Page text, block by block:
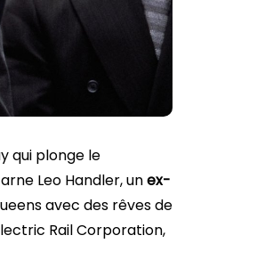
qui plonge le
Leo Handler, unex-
avec des rêves de
Rail Corporation,